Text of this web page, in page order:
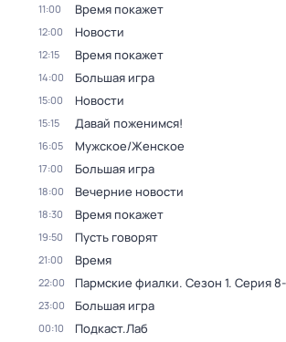
11:00 Время покажет
12:00 Новости
12:15 Время покажет
14:00 Большая игра
15:00 Новости
15:15 Давай поженимся!
16:05 Мужское/Женское
17:00 Большая игра
18:00 Вечерние новости
18:30 Время покажет
19:50 Пусть говорят
21:00 Время
22:00 Пармские фиалки. Сезон 1. Серия
23:00 Большая игра
00:10 Подкаст.Лаб